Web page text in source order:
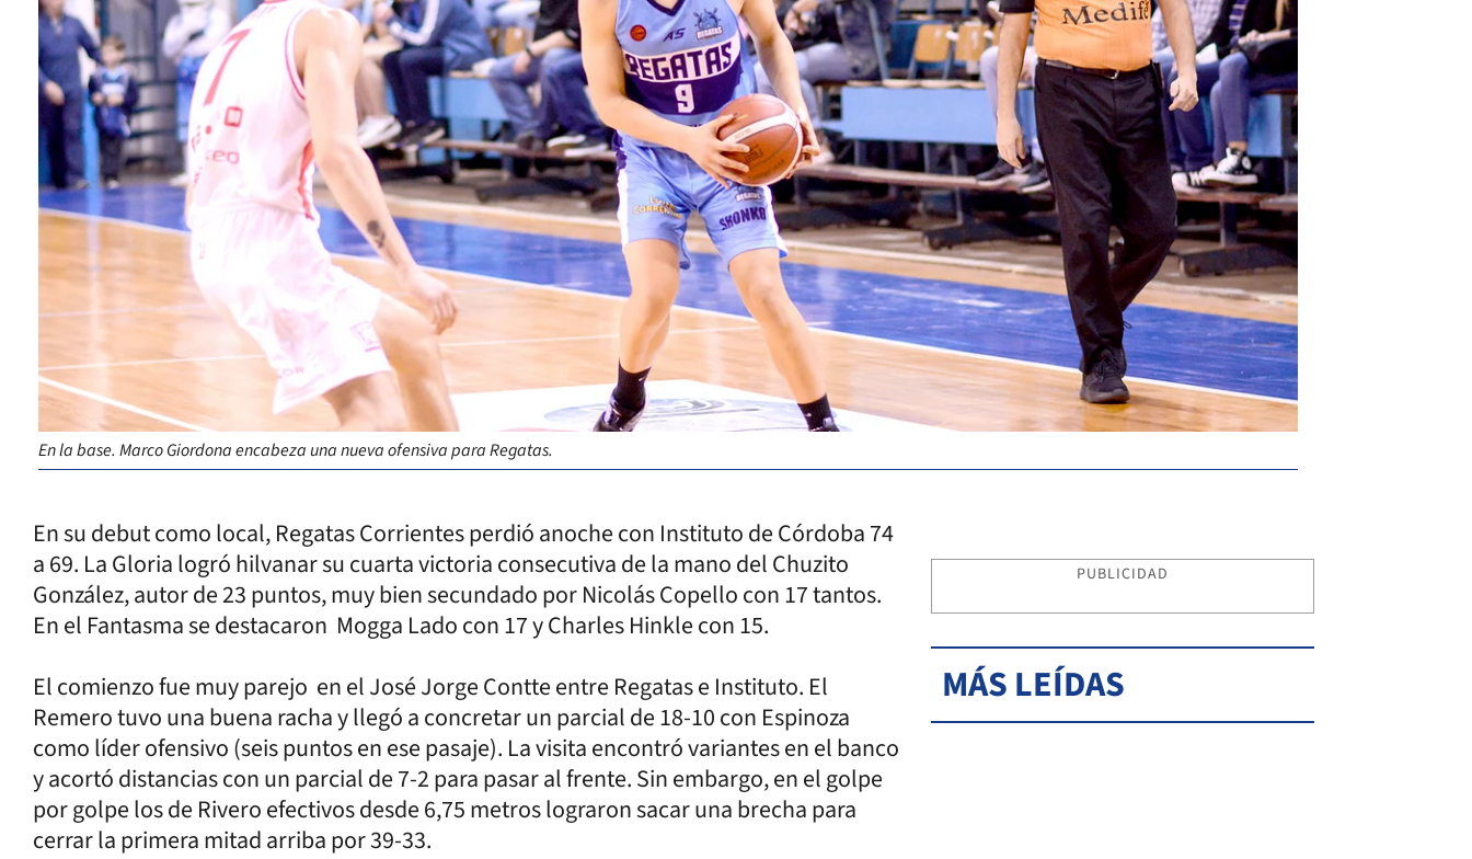
En la base. Marco Giordona encabeza una nueva ofensiva para Regatas.
En su debut como local, Regatas Corrientes perdió anoche con Instituto de Córdoba 74
a 69. La Gloria logró hilvanar su cuarta victoria consecutiva de la mano del Chuzito
González, autor de 23 puntos, muy bien secundado por Nicolás Copello con 17 tantos.
En el Fantasma se destacaron Mogga Lado con 17 y Charles Hinkle con 15.
El comienzo fue muy parejo en el José Jorge Contte entre Regatas e Instituto. El
Remero tuvo una buena racha y llegó a concretar un parcial de 18-10 con Espinoza
como líder ofensivo (seis puntos en ese pasaje). La visita encontró variantes en el banco
y acortó distancias con un parcial de 7-2 para pasar al frente. Sin embargo, en el golpe
por golpe los de Rivero efectivos desde 6,75 metros lograron sacar una brecha para
cerrar la primera mitad arriba por 39-33.
PUBLICIDAD
MÁS LEÍDAS